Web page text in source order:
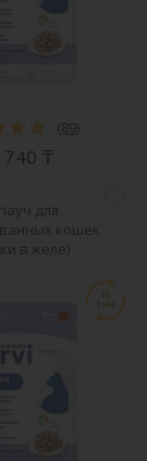
(89)
740 ₸
для
кошек
в желе)